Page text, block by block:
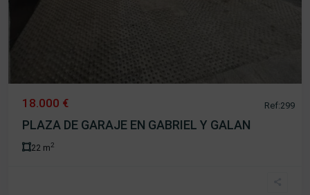
18.000 €
PLAZA DE GARAJE EN GABRIEL Y GALAN
22 m2
Ref:299